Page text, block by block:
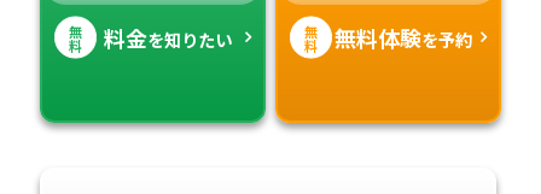
無
料 料金を知りたい 無
料 無料体験を予約